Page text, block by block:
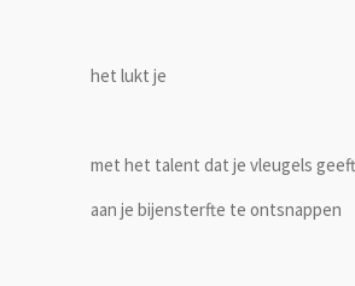
het lukt je
met het talent dat je vleugels geeft
aan je bijensterfte te ontsnappen